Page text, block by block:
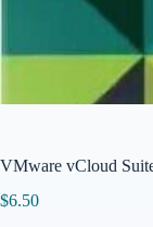
VMware vCloud
$6.50